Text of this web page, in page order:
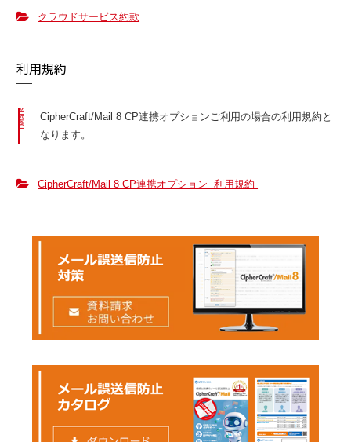
クラウドサービス約款
利用規約
Details
CipherCraft/Mail 8 CP連携オプションご利用の場合の利用規約と
なります。
CipherCraft/Mail 8 CP連携オプション 利用規約